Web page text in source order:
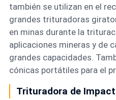
también se utilizan en el
grandes trituradoras
en minas durante la
aplicaciones mineras y de
grandes capacidades.
cónicas portátiles para el
Trituradora de